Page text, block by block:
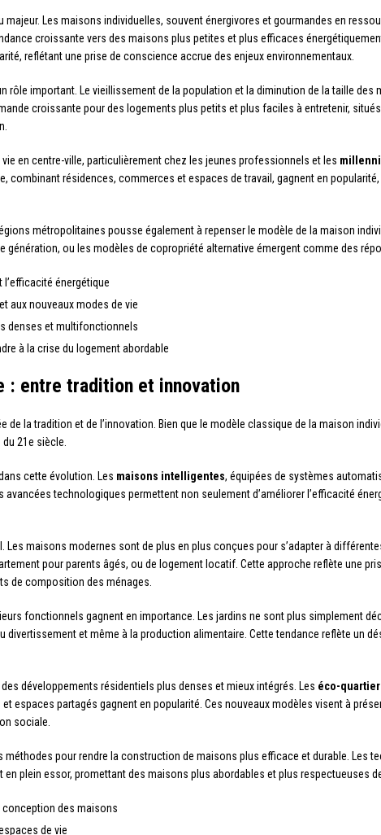
majeur. Les maisons individuelles, souvent énergivores et gourmandes en
croissante vers des maisons plus petites et plus efficaces
reflétant une prise de conscience accrue des enjeux environnementaux.
rôle important. Le vieillissement de la population et la diminution de la taille des
croissante pour des logements plus petits et plus faciles à entretenir,
vie en centre-ville, particulièrement chez les jeunes professionnels et les
combinant résidences, commerces et espaces de travail, gagnent en
métropolitaines pousse également à repenser le modèle de la maison
génération, ou les modèles de copropriété alternative émergent comme des
énergétique
aux nouveaux modes de vie
denses et multifonctionnels
à la crise du logement abordable
: entre tradition et innovation
de la tradition et de l’innovation. Bien que le modèle classique de la maison
21e siècle.
cette évolution. Les maisons intelligentes, équipées de systèmes
technologiques permettent non seulement d’améliorer l’efficacité
maisons modernes sont de plus en plus conçues pour s’adapter à
pour parents âgés, ou de logement locatif. Cette approche reflète une
de composition des ménages.
fonctionnels gagnent en importance. Les jardins ne sont plus simplement
divertissement et même à la production alimentaire. Cette tendance reflète un
développements résidentiels plus denses et mieux intégrés. Les éco-
espaces partagés gagnent en popularité. Ces nouveaux modèles visent à
sociale.
méthodes pour rendre la construction de maisons plus efficace et durable. Les
plein essor, promettant des maisons plus abordables et plus respectueuses
conception des maisons
de vie